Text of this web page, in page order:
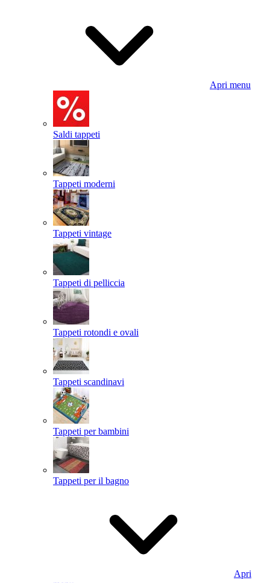
Apri menu
Saldi tappeti
Tappeti moderni
Tappeti vintage
Tappeti di pelliccia
Tappeti rotondi e ovali
Tappeti scandinavi
Tappeti per bambini
Tappeti per il bagno
Apri